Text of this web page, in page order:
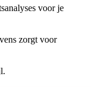
voor je
zorgt voor